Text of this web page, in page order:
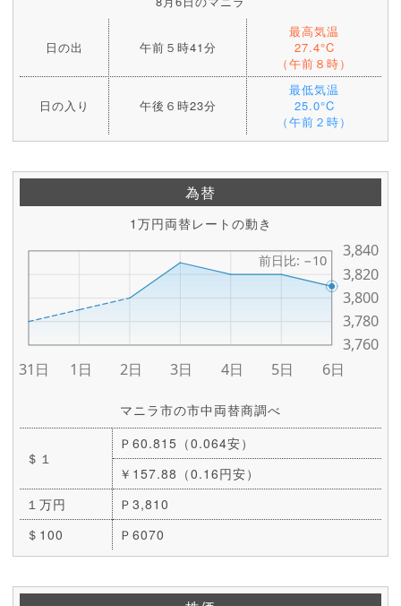
日の出 午前５時41分
最高気温
27.4°C
（午前８時）
日の入り 午後６時23分
最低気温
25.0°C
（午前２時）
為替
1万円両替レートの動き
マニラ市の市中両替商調べ
＄１
Ｐ60.815（0.064安）
￥157.88（0.16円安）
１万円
Ｐ3,810
＄100
Ｐ6070